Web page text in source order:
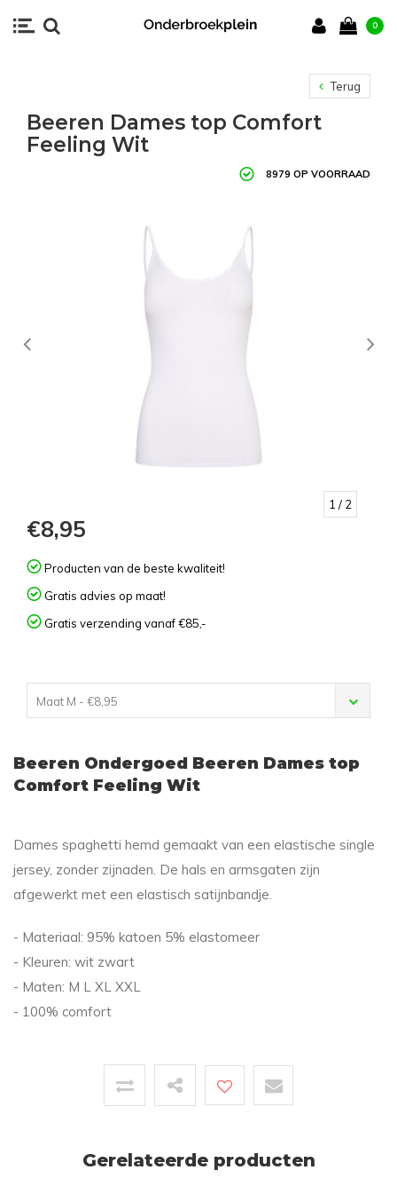
0
Terug
Beeren Dames top Comfort
Feeling Wit
8979 OP VOORRAAD
1 / 2
€8,95
Producten van de beste kwaliteit!
Gratis advies op maat!
Gratis verzending vanaf €85,-
Maat M - €8,95
Beeren Ondergoed Beeren Dames top
Comfort Feeling Wit
Dames spaghetti hemd gemaakt van een elastische single
jersey, zonder zijnaden. De hals en armsgaten zijn
afgewerkt met een elastisch satijnbandje.
- Materiaal: 95% katoen 5% elastomeer
- Kleuren: wit zwart
- Maten: M L XL XXL
- 100% comfort
Gerelateerde producten